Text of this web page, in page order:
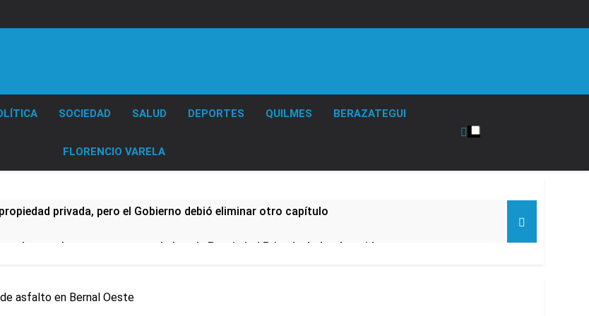
SOCIEDAD SALUD DEPORTES QUILMES BERAZATEGUI
FLORENCIO VARELA
privada, pero el Gobierno debió eliminar otro capítulo
durante la protesta contra la Ley de Propiedad Privada: hubo detenidos y
para suspender el juicio contra Pity Alvarez
asfalto en Bernal Oeste